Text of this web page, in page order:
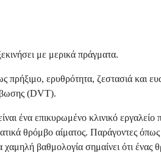
με μερικά πράγματα.
ερυθρότητα, ζεστασιά και
(DVT).
ένα επικυρωμένο κλινικό
θρόμβο αίματος. Παράγοντες
βαθμολογία σημαίνει ότι ένας